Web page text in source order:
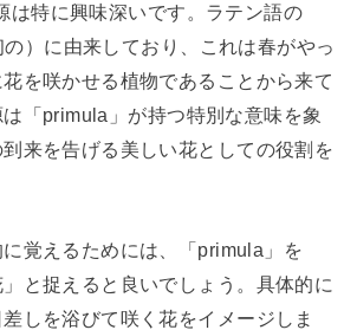
は特に興味深いです。ラテン語の
の）に由来しており、これは春がやっ
を咲かせる植物であることから来て
「primula」が持つ特別な意味を象
来を告げる美しい花としての役割を
に覚えるためには、「primula」を
」と捉えると良いでしょう。具体的に
しを浴びて咲く花をイメージしま